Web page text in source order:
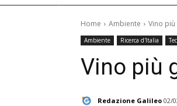
Home Ambiente Vino
Ambiente Ricerca d'Italia
Vino più
Redazione Galileo 02/